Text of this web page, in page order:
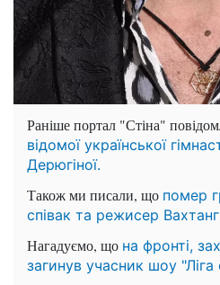
Раніше портал "Стіна"
відомої української
Дерюгіної.
Також ми писали, що помер
співак та режисер Вахтанг
Нагадуємо, що на фронті,
загинув учасник шоу "Ліга